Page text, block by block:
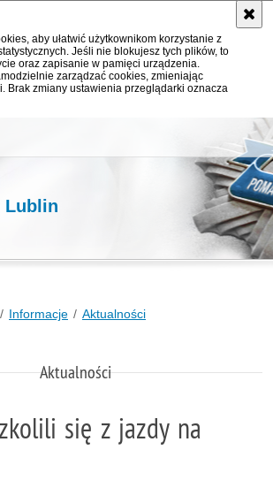
aby ułatwić użytkownikom korzystanie z
Jeśli nie blokujesz tych plików, to
oraz zapisanie w pamięci urządzenia.
zarządzać cookies, zmieniając
Brak zmiany ustawienia przeglądarki oznacza
Lublin
Informacje Aktualności
Aktualności
się z jazdy na